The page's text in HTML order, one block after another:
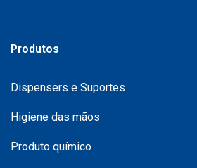
Produtos
Dispensers e Suportes
Higiene das mãos
Produto químico